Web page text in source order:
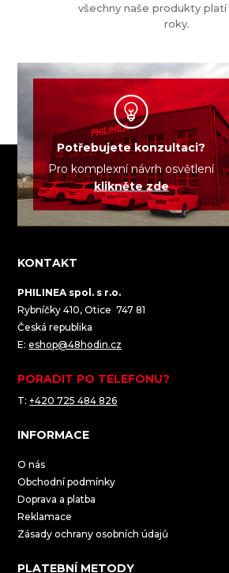
všechny naše produkty platí
roky.
Potřebujete konzultaci?
Pro komplexní návrh osvětlení
klikněte zde
KONTAKT
PHILINEA spol. s r.o.
Rybníčky 410, Otice 747 81
Česká republika
E:eshop@48hodin.cz
PORADIT PO TELEFONU?
T:+420 725 484 826
INFORMACE
O nás
Obchodní podmínky
Doprava a platba
Reklamace
Zásady ochrany osobních údajů
PLATEBNÍ METODY